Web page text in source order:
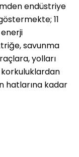
endüstriye
11
savunma
yolları
hatlarına kadar